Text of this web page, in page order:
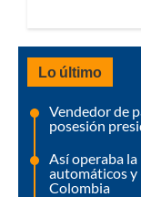
Lo último
Vendedor de
posesión
Así operaba
automáticos y
Colombia